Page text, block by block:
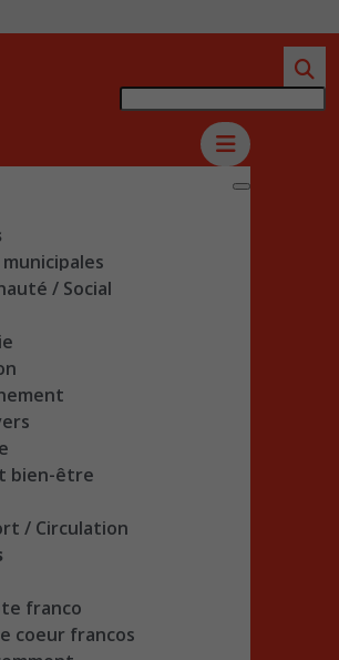
/ Social
bien-être
/ Circulation
franco
coeur francos